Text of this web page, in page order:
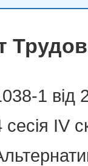
1 від
сесія IV